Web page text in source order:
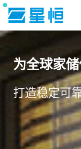
为全球家
打造稳定可